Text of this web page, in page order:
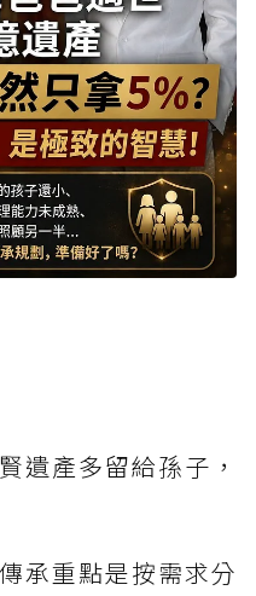
遺產多留給孫子，
承重點是按需求分